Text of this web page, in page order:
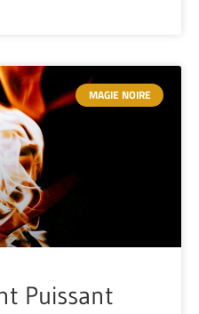
MAGIE NOIRE
Puissant